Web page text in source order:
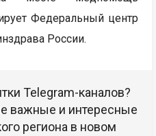
Федеральный центр
России.
Telegram-каналов?
важные и интересные
региона в новом